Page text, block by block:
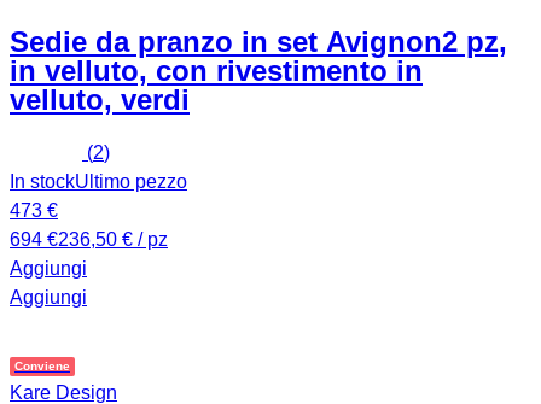
Sedie da pranzo in set Avignon2 pz,
in velluto, con rivestimento in
velluto, verdi
(2)
In stockUltimo pezzo
473 €
694 €236,50 € / pz
Aggiungi
Aggiungi
Conviene
Kare Design